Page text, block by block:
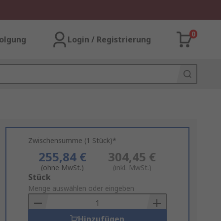
Login / Registrierung
0
Zwischensumme (1 Stück)*
255,84 €
(ohne MwSt.)
304,45 €
(inkl. MwSt.)
Add
to
Basket
Stück
Menge auswählen oder eingeben